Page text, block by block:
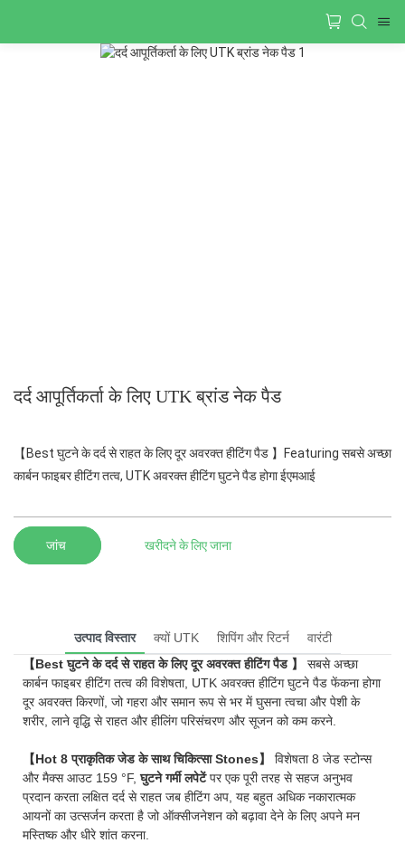
दर्द आपूर्तिकर्ता के लिए UTK ब्रांड नेक पैड
【Best घुटने के दर्द से राहत के लिए दूर अवरक्त हीटिंग पैड 】Featuring सबसे अच्छा
कार्बन फाइबर हीटिंग तत्व, UTK अवरक्त हीटिंग घुटने पैड होगा ईएमआई
जांच खरीदने के लिए जाना
उत्पाद विस्तार क्यों UTK शिपिंग और रिटर्न
वारंटी
【Best घुटने के दर्द से राहत के लिए दूर अवरक्त हीटिंग पैड 】 सबसे अच्छा
कार्बन फाइबर हीटिंग तत्व की विशेषता, UTK अवरक्त हीटिंग घुटने पैड फेंकना होगा
दूर अवरक्त किरणों, जो गहरा और समान रूप से भर में घुसना त्वचा और पेशी के
शरीर, लाने वृद्धि से राहत और हीलिंग परिसंचरण और सूजन को कम करने.
【Hot 8 प्राकृतिक जेड के साथ चिकित्सा Stones】 विशेषता 8 जेड स्टोन्स
और मैक्स आउट 159 °F,घुटने गर्मी लपेटेंपर एक पूरी तरह से सहज अनुभव
प्रदान करता लक्षित दर्द से राहत जब हीटिंग अप, यह बहुत अधिक नकारात्मक
आयनों का उत्सर्जन करता है जो ऑक्सीजनेशन को बढ़ावा देने के लिए अपने मन
मस्तिष्क और धीरे शांत करना.